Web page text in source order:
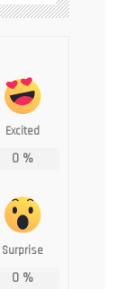
Excited
0 %
Surprise
0 %